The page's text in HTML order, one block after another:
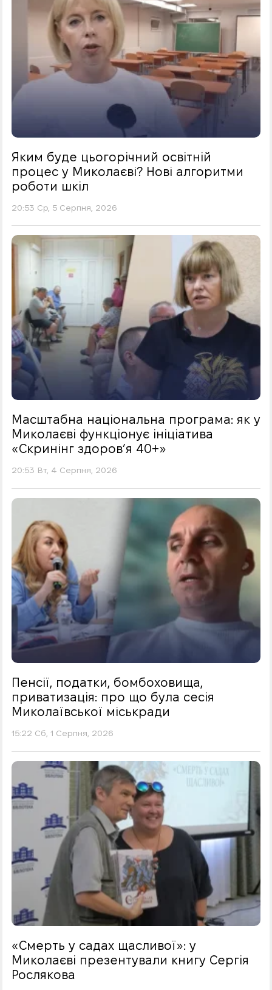
Яким буде цьогорічний освітній
процес у Миколаєві? Нові алгоритми
роботи шкіл
20:53 Ср, 5 Серпня, 2026
Масштабна національна програма: як у
Миколаєві функціонує ініціатива
«Скринінг здоровʼя 40+»
20:53 Вт, 4 Серпня, 2026
Пенсії, податки, бомбоховища,
приватизація: про що була сесія
Миколаївської міськради
15:22 Сб, 1 Серпня, 2026
«Смерть у садах щасливої»: у
Миколаєві презентували книгу Сергія
Рослякова